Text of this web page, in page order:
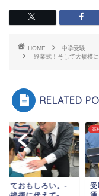
HOME
中学受験
終業式！そして大規模
RELATED
っておもしろい。-
高